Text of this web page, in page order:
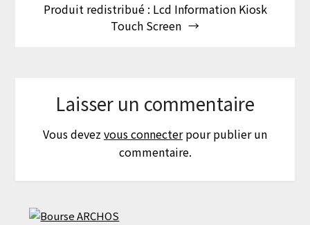
Produit redistribué : Lcd Information Kiosk
Touch Screen
Laisser un commentaire
Vous devez vous connecterpour publier un
commentaire.